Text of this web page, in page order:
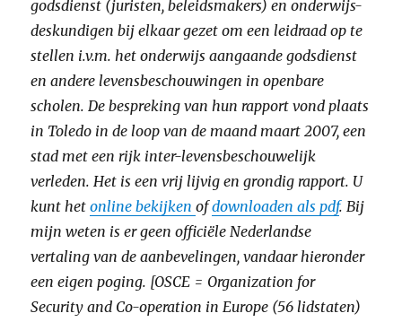
godsdienst (juristen, beleidsmakers) en onderwijs-
deskundigen bij elkaar gezet om een leidraad op te
stellen i.v.m. het onderwijs aangaande godsdienst
en andere levensbeschouwingen in openbare
scholen. De bespreking van hun rapport vond plaats
in Toledo in de loop van de maand maart 2007, een
stad met een rijk inter-levensbeschouwelijk
verleden. Het is een vrij lijvig en grondig rapport. U
kunt hetonline bekijkenofdownloaden als pdf. Bij
mijn weten is er geen officiële Nederlandse
vertaling van de aanbevelingen, vandaar hieronder
een eigen poging. [OSCE = Organization for
Security and Co-operation in Europe (56 lidstaten)